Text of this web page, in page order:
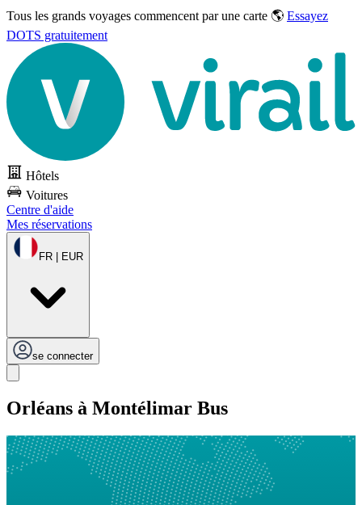
Tous les grands voyages commencent par une carte 🌎 Essayez
DOTS gratuitement
Hôtels
Voitures
Centre d'aide
Mes réservations
FR | EUR
se connecter
Orléans à Montélimar Bus